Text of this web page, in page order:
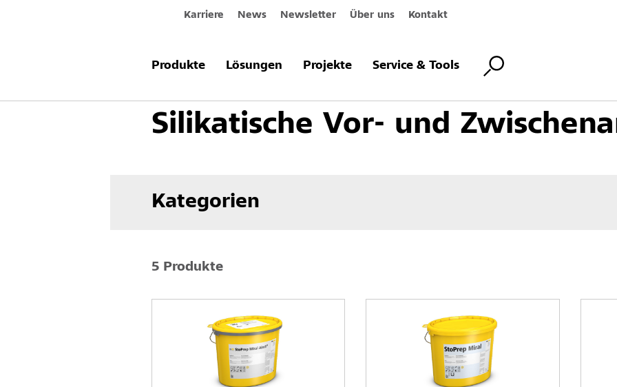
Karriere News Newsletter Über uns Kontakt
Produkte Lösungen Projekte Service & Tools
Produkte & Systeme Fassade Fassadenbeschichtungen Grundbeschichtungen Silikatische Vor- und
Silikatische Vor- und
Kategorien
5 Produkte